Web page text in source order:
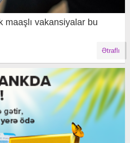
maaşlı vakansiyalar bu
Ətraflı